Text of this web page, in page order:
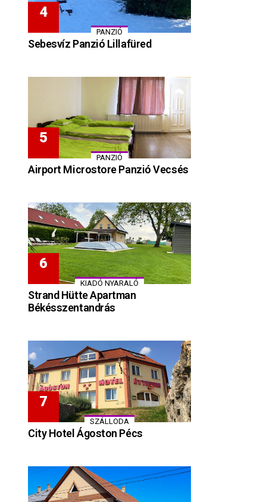
PANZIÓ
Sebesvíz Panzió Lillafüred
PANZIÓ
Airport Microstore Panzió Vecsés
KIADÓ NYARALÓ
Strand Hütte Apartman
Békésszentandrás
SZÁLLODA
City Hotel Ágoston Pécs